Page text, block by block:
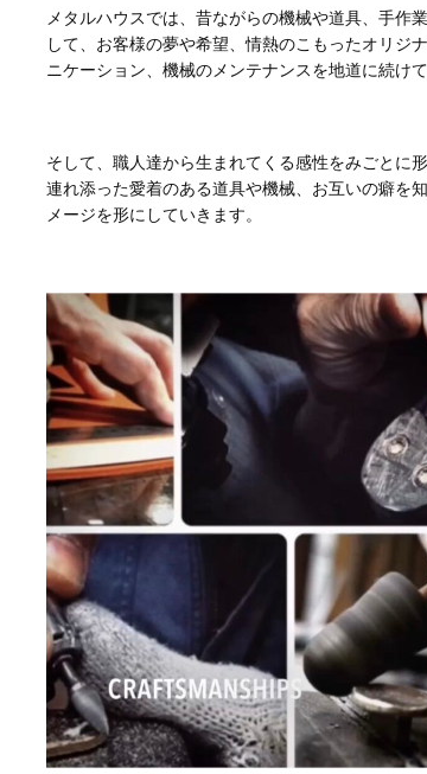
メタルハウスでは、昔ながらの機械や道具、手作
して、お客様の夢や希望、情熱のこもったオリジ
ニケーション、機械のメンテナンスを地道に続けて
そして、職人達から生まれてくる感性をみごとに
連れ添った愛着のある道具や機械、お互いの癖を
メージを形にしていきます。